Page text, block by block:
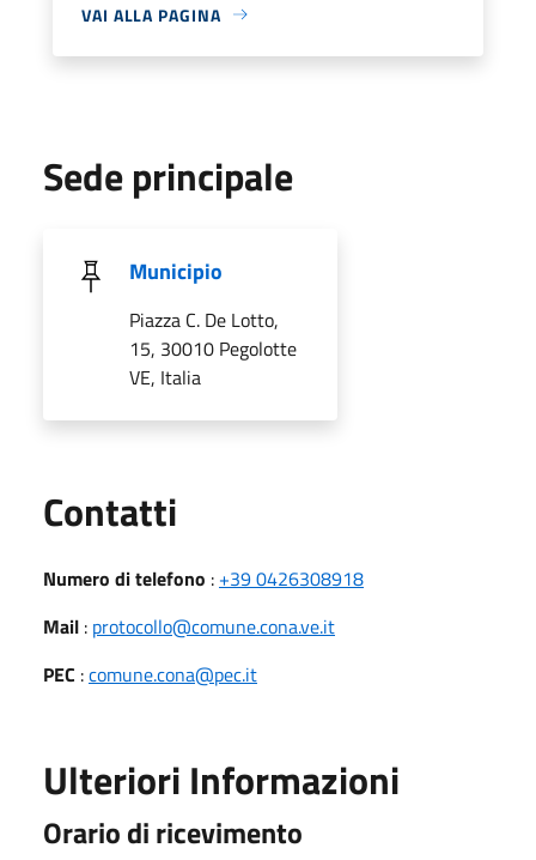
VAI ALLA PAGINA
Sede principale
Municipio
Piazza C. De Lotto,
15, 30010 Pegolotte
VE, Italia
Contatti
Numero di telefono : +39 0426308918
Mail : protocollo@comune.cona.ve.it
PEC :comune.cona@pec.it
Ulteriori Informazioni
Orario di ricevimento